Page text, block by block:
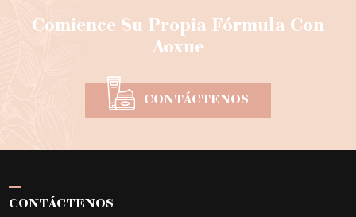
Comience Su Propia Fórmula Con
Aoxue
CONTÁCTENOS
CONTÁCTENOS